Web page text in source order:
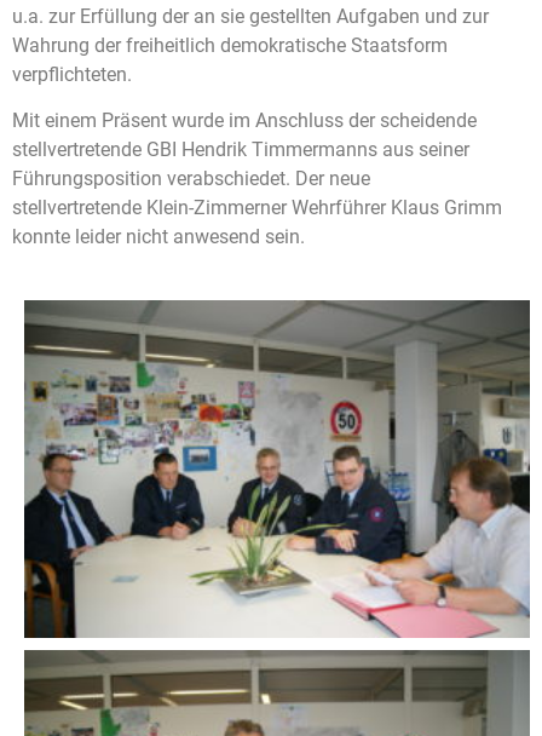
u.a. zur Erfüllung der an sie gestellten Aufgaben und zur
Wahrung der freiheitlich demokratische Staatsform
verpflichteten.
Mit einem Präsent wurde im Anschluss der scheidende
stellvertretende GBI Hendrik Timmermanns aus seiner
Führungsposition verabschiedet. Der neue
stellvertretende Klein-Zimmerner Wehrführer Klaus Grimm
konnte leider nicht anwesend sein.